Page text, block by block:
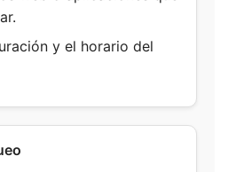
y el horario del